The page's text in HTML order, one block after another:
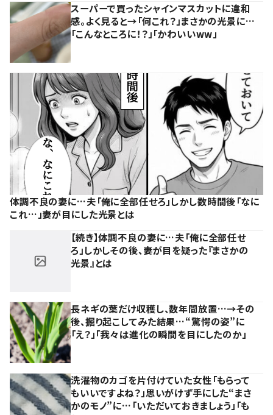
スーパーで買ったシャインマスカットに違和
感。よく見ると→「何これ？」まさかの光景に…
「こんなところに！？」「かわいいww」
体調不良の妻に…夫「俺に全部任せろ」しかし数時間後「なに
これ…」妻が目にした光景とは
【続き】体調不良の妻に…夫「俺に全部任せ
ろ」しかしその後、妻が目を疑った『まさかの
光景』とは
長ネギの葉だけ収穫し、数年間放置…→その
後、掘り起こしてみた結果…“驚愕の姿”に
「え？」「我々は進化の瞬間を目にしたのか」
洗濯物のカゴを片付けていた女性「もらって
もいいですよね？」思いがけず手にした“まさ
かのモノ”に…「いただいておきましょう」「も